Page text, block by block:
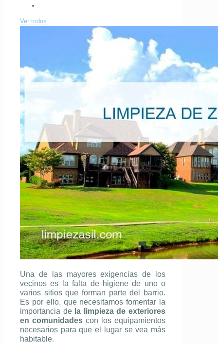
Ver todos
Una de las mayores exigencias de los
vecinos es la falta de higiene de uno o
varios sitios que forman parte del barrio.
Es por ello, que necesitamos fomentar la
importancia de la limpieza de exteriores
en comunidades con los equipamientos
necesarios para que el lugar se vea más
habitable.